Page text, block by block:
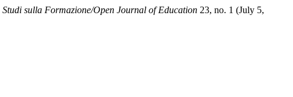
Studi sulla Formazione/Open Journal of Education 23, no. 1 (July 5,